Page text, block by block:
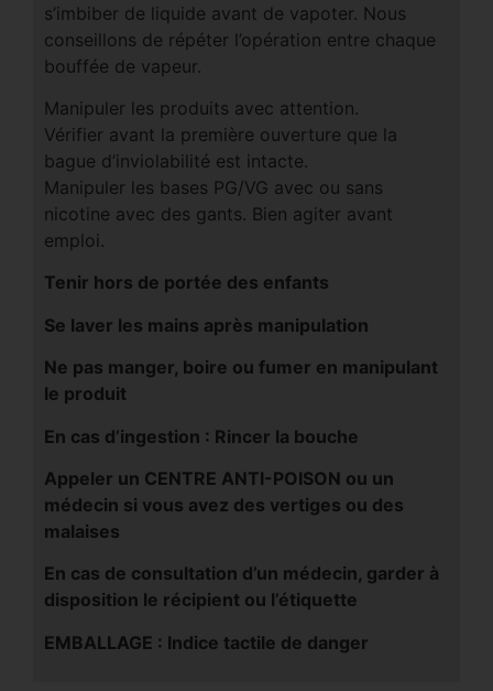
s’imbiber de liquide avant de vapoter. Nous
conseillons de répéter l’opération entre chaque
bouffée de vapeur.
Manipuler les produits avec attention.
Vérifier avant la première ouverture que la
bague d’inviolabilité est intacte.
Manipuler les bases PG/VG avec ou sans
nicotine avec des gants. Bien agiter avant
emploi.
Tenir hors de portée des enfants
Se laver les mains après manipulation
Ne pas manger, boire ou fumer en manipulant
le produit
En cas d’ingestion : Rincer la bouche
Appeler un CENTRE ANTI-POISON ou un
médecin si vous avez des vertiges ou des
malaises
En cas de consultation d’un médecin, garder à
disposition le récipient ou l’étiquette
EMBALLAGE : Indice tactile de danger